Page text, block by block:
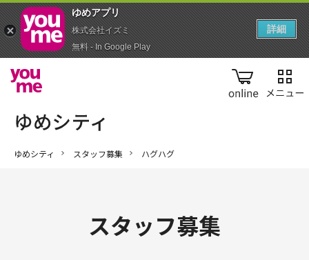
online
ゆめシティ スタッフ募集 ハグハグ
スタッフ募集
ゆめアプ‪リ‬
株式会社イズミ
無料 - In Google Play
詳細